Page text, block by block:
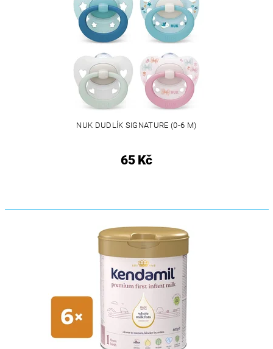
NUK DUDLÍK SIGNATURE (0-6 M)
65 Kč